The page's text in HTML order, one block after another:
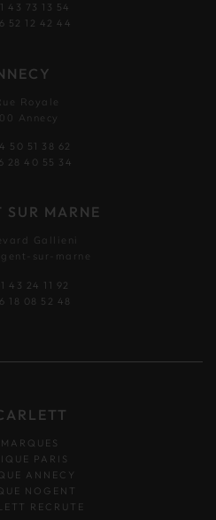
43 73 13 54
52 12 42 44
Royale
Annecy
50 51 38 62
28 40 55 34
SUR MARNE
Gallieni
sur-marne
43 24 11 92
18 08 52 48
PARIS
ANNECY
NOGENT
RECRUTE